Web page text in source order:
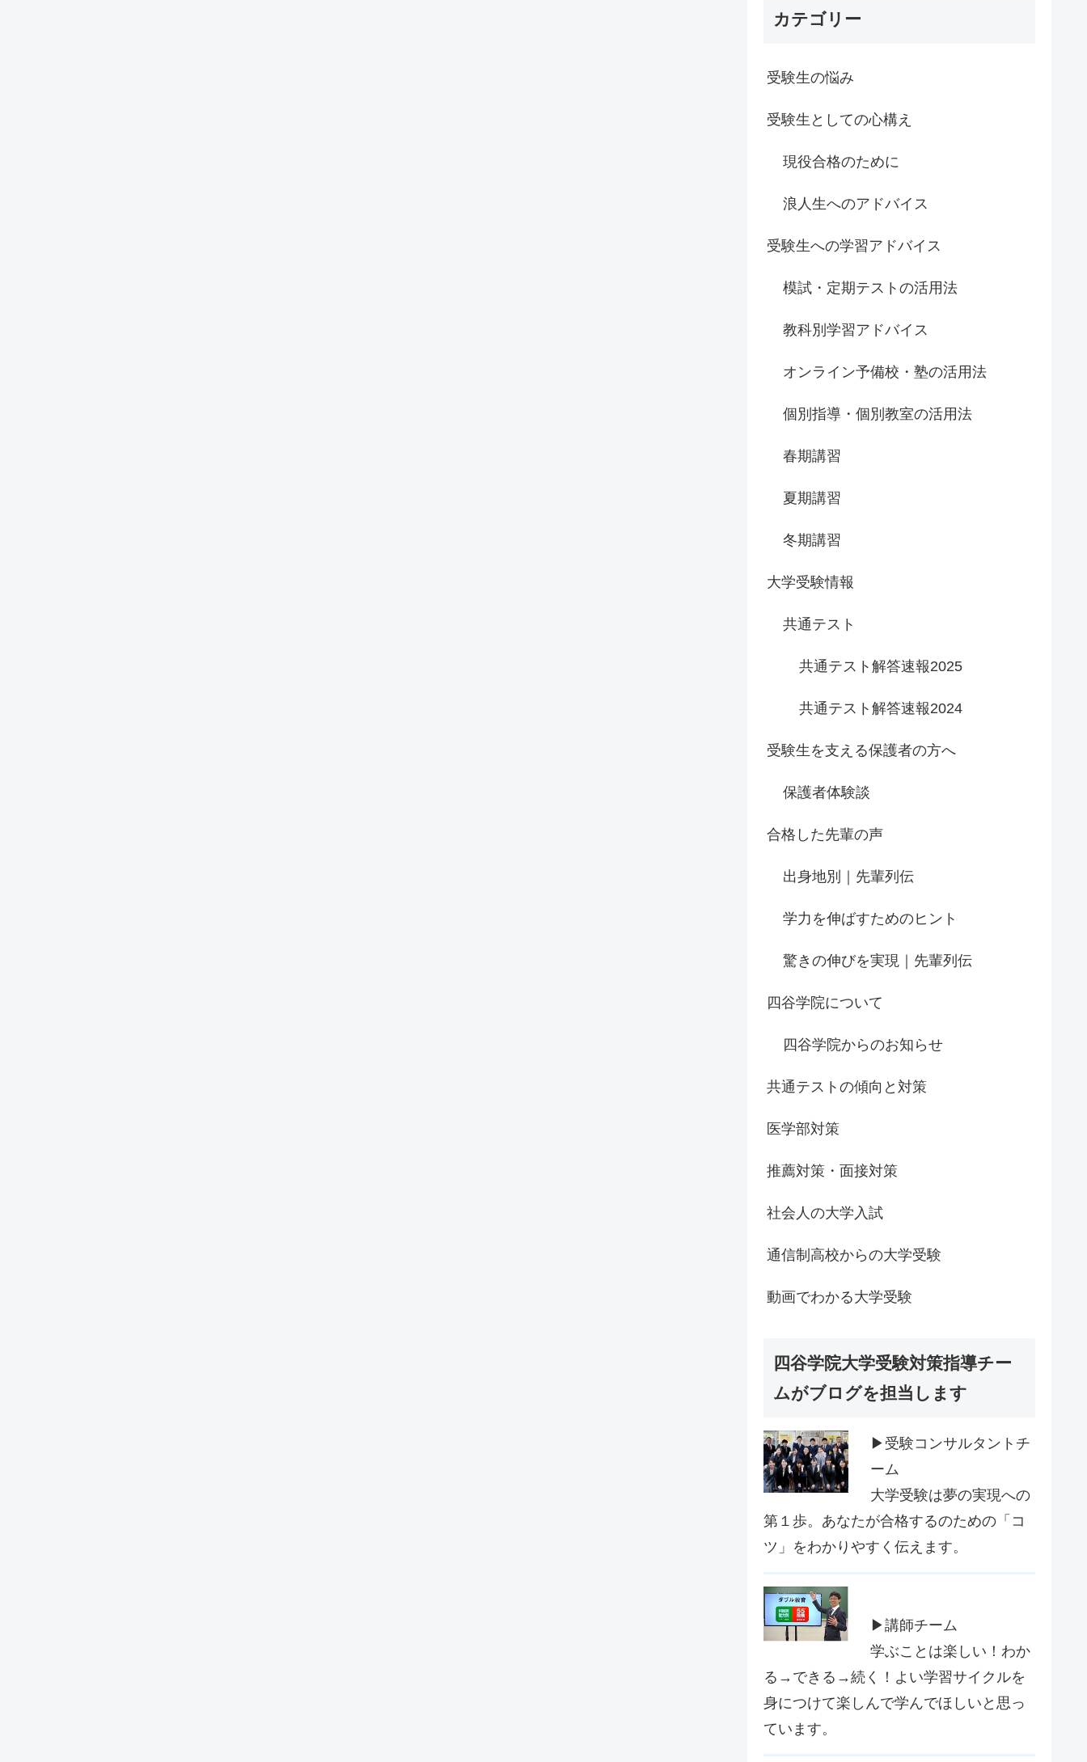
カテゴリー
受験生の悩み
受験生としての心構え
現役合格のために
浪人生へのアドバイス
受験生への学習アドバイス
模試・定期テストの活用法
教科別学習アドバイス
オンライン予備校・塾の活用法
個別指導・個別教室の活用法
春期講習
夏期講習
冬期講習
大学受験情報
共通テスト
共通テスト解答速報2025
共通テスト解答速報2024
受験生を支える保護者の方へ
保護者体験談
合格した先輩の声
出身地別｜先輩列伝
学力を伸ばすためのヒント
驚きの伸びを実現｜先輩列伝
四谷学院について
四谷学院からのお知らせ
共通テストの傾向と対策
医学部対策
推薦対策・面接対策
社会人の大学入試
通信制高校からの大学受験
動画でわかる大学受験
四谷学院大学受験対策指導チー
ムがブログを担当します
▶受験コンサルタントチ
ーム
大学受験は夢の実現への
第１歩。あなたが合格するのための「コ
ツ」をわかりやすく伝えます。
▶講師チーム
学ぶことは楽しい！わか
る→できる→続く！よい学習サイクルを
身につけて楽しんで学んでほしいと思っ
ています。